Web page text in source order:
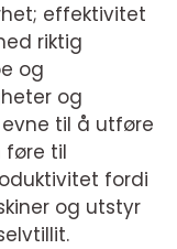
effektivitet
riktig
og
og
til å utføre
føre til
fordi
og utstyr